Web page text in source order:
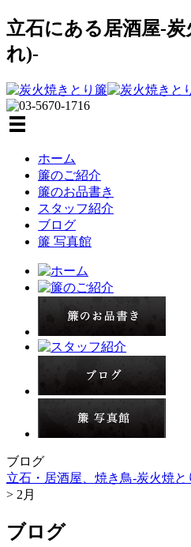
立石にある居酒屋-
れ)-
ホーム
簾のご紹介
簾のお品書き
スタッフ紹介
ブログ
簾 写真館
ブログ
立石・居酒屋、焼き鳥-炭火焼
> 2月
ブログ